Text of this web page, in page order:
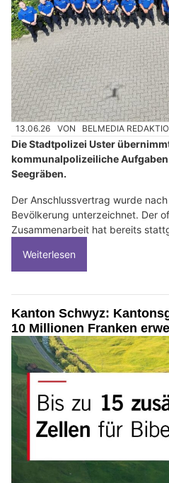
13.06.26 VON BELMEDIA
Die Stadtpolizei Uster
kommunalpolizeiliche
Seegräben.
Der Anschlussvertrag wurde
Bevölkerung unterzeichnet. Der
Zusammenarbeit hat bereits
Weiterlesen
Kanton Schwyz:
10 Millionen Franken